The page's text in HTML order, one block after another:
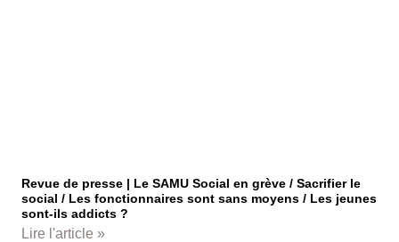
Revue de presse | Le SAMU Social en grève / Sacrifier le
social / Les fonctionnaires sont sans moyens / Les jeunes
sont-ils addicts ?
Lire l'article »